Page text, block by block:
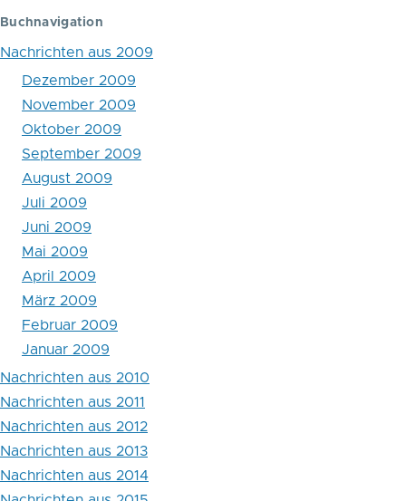
Blättern
im
Buch
Nachrichten
aus
2009
Buchnavigation
Nachrichten aus 2009
Dezember 2009
November 2009
Oktober 2009
September 2009
August 2009
Juli 2009
Juni 2009
Mai 2009
April 2009
März 2009
Februar 2009
Januar 2009
Nachrichten aus 2010
Nachrichten aus 2011
Nachrichten aus 2012
Nachrichten aus 2013
Nachrichten aus 2014